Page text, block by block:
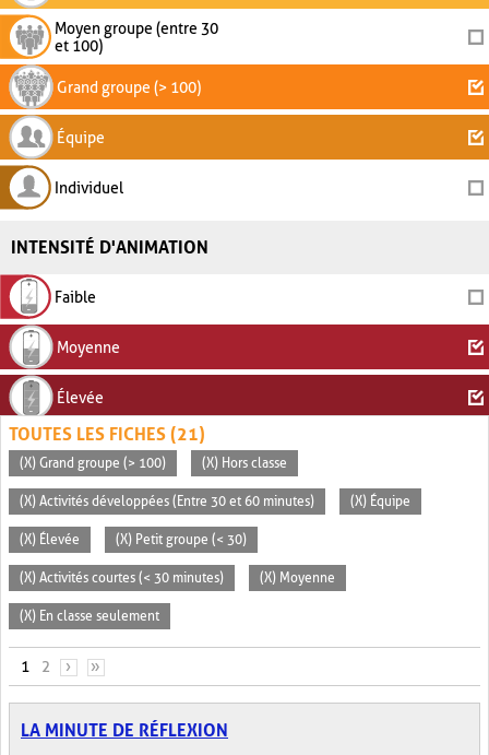
Moyen groupe (entre 30
et 100)
Grand groupe (> 100)
Équipe
Individuel
INTENSITÉ D'ANIMATION
Faible
Moyenne
Élevée
TOUTES LES FICHES (21)
(X) Grand groupe (> 100) (X) Hors classe
(X) Activités développées (Entre 30 et 60 minutes) (X) Équipe
(X) Élevée (X) Petit groupe (< 30)
(X) Activités courtes (< 30 minutes) (X) Moyenne
(X) En classe seulement
PAGES
1 2 › »
LA MINUTE DE RÉFLEXION